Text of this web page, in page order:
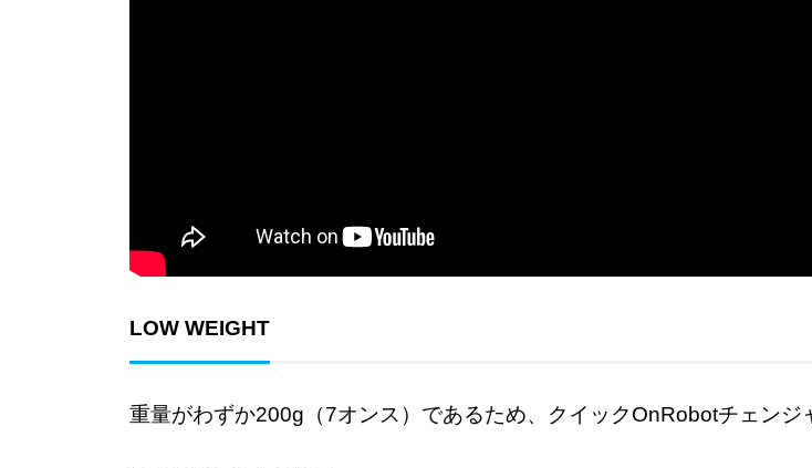
LOW WEIGHT
重量がわずか200g（7オンス）であるため、クイックOnRobotチェンジ